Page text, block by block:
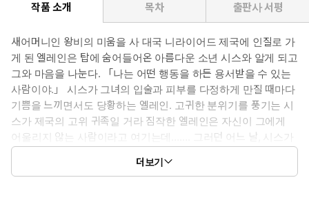
작품 소개 목차 출판사 서평
새어머니인 왕비의 미움을 사 대국 니라이어드 제국에 인질로 가
게 된 엘레인은 탑에 숨어들어온 아름다운 소년 시스와 알게 되고
그와 마음을 나눈다. 「나는 어떤 행동을 하든 용서받을 수 있는
사람이야.」 시스가 그녀의 입술과 피부를 다정하게 만질 때마다
기쁨을 느끼면서도 당황하는 엘레인. 고귀한 분위기를 풍기는 시
스가 제국의 고위 귀족일 거라 짐작한 엘레인은 자신이 그에게
어울리지 않는 사람이라고 여기는데……. 그러던 어느 날, 시스가
바로 이 제국의 황제이자 엘레인을 정실 황비로 맞아들이려고 한
더보기